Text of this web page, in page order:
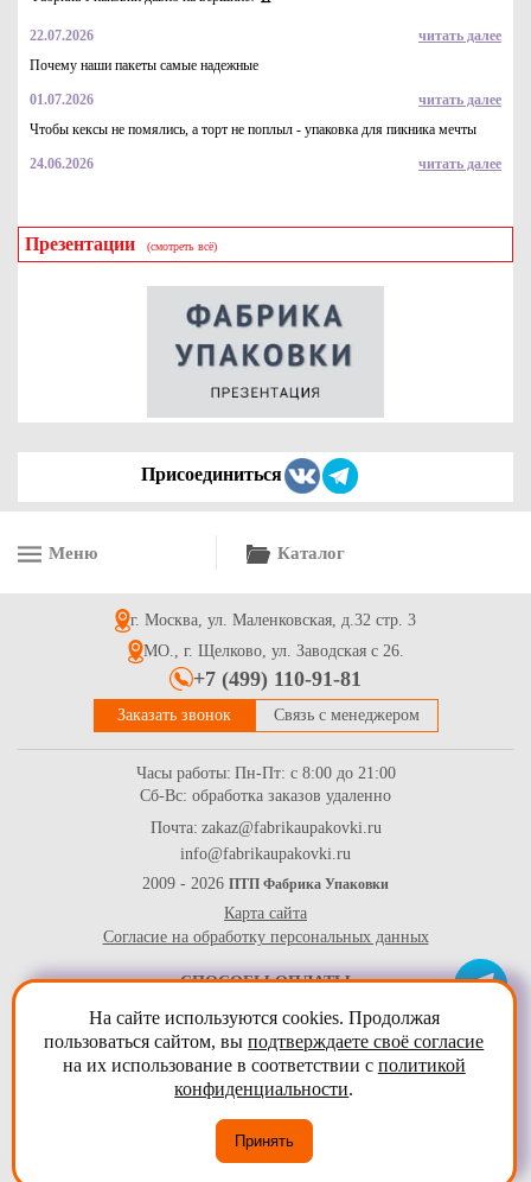
47.9 Купить
Гофрированная коробка для овощей (овощной лоток)
390*290*180 (20,3л) из 3-х слойного гофрокартона бур/бур
Гофрированная самосборная коробка 120*60*60 для
Гофротара 500*380*150 для обуви из 3-х слойного
гофрокартона бур/бур
Гофрированная самосборная коробка 340*140*70 из
22.07.2026
читать далее
Почему наши пакеты самые надежные
01.07.2026
читать далее
Чтобы кексы не помялись, а торт не поплыл - упаковка для пикника мечты
24.06.2026 читать далее
Презентации (смотреть всё)
Присоединиться
Меню Каталог
г. Москва, ул. Маленковская, д.32 стр. 3
МО., г. Щелково, ул. Заводская с 26.
+7 (499) 110-91-81
Заказать звонок Связь с менеджером
Часы работы: Пн-Пт: с 8:00 до 21:00
Сб-Вс: обработка заказов удаленно
Почта: zakaz@fabrikaupakovki.ru
info@fabrikaupakovki.ru
2009 - 2026 ПТП Фабрика Упаковки
Карта сайта
Согласие на обработку персональных данных
СПОСОБЫ ОПЛАТЫ
На сайте используются cookies. Продолжая
пользоваться сайтом, выподтверждаете своё согласие
на их использование в соответствии с политикой
конфиденциальности.
Принять